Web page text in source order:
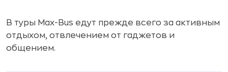
В туры Max-Bus едут прежде всего за активным
отдыхом, отвлечением от гаджетов и
общением.